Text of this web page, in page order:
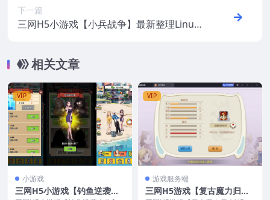
下一篇
三网H5小游戏【小兵战争】最新整理Linux
相关文章
VIP
小游戏
三网H5小游戏【钓鱼逆袭人
VIP
游戏服务端
三网H5游戏【复古魔力归来